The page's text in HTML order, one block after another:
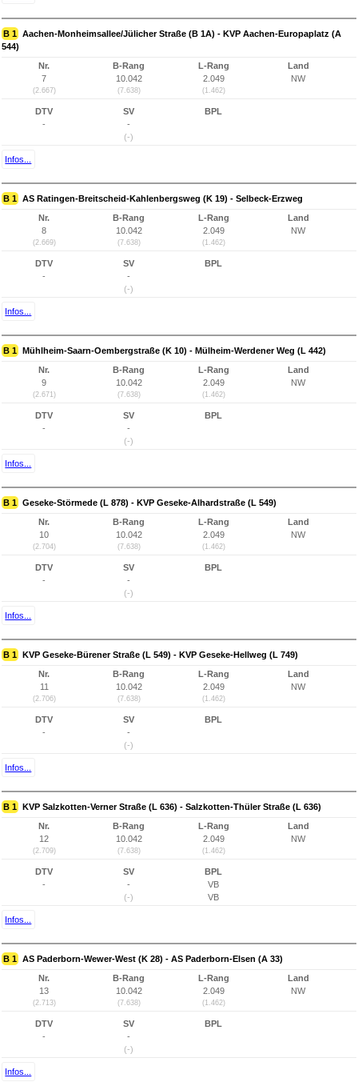
B 1 Aachen-Monheimsallee/Jülicher Straße (B 1A) - KVP Aachen-Europaplatz (A
544)
Nr.
7
(2.667)
B-Rang
10.042
(7.638)
L-Rang
2.049
(1.462)
Land
NW
DTV
-
SV
-
(-)
BPL
Infos...
B 1 AS Ratingen-Breitscheid-Kahlenbergsweg (K 19) - Selbeck-Erzweg
Nr.
8
(2.669)
B-Rang
10.042
(7.638)
L-Rang
2.049
(1.462)
Land
NW
DTV
-
SV
-
(-)
BPL
Infos...
B 1 Mühlheim-Saarn-Oembergstraße (K 10) - Mülheim-Werdener Weg (L 442)
Nr.
9
(2.671)
B-Rang
10.042
(7.638)
L-Rang
2.049
(1.462)
Land
NW
DTV
-
SV
-
(-)
BPL
Infos...
B 1 Geseke-Störmede (L 878) - KVP Geseke-Alhardstraße (L 549)
Nr.
10
(2.704)
B-Rang
10.042
(7.638)
L-Rang
2.049
(1.462)
Land
NW
DTV
-
SV
-
(-)
BPL
Infos...
B 1 KVP Geseke-Bürener Straße (L 549) - KVP Geseke-Hellweg (L 749)
Nr.
11
(2.706)
B-Rang
10.042
(7.638)
L-Rang
2.049
(1.462)
Land
NW
DTV
-
SV
-
(-)
BPL
Infos...
B 1 KVP Salzkotten-Verner Straße (L 636) - Salzkotten-Thüler Straße (L 636)
Nr.
12
(2.709)
B-Rang
10.042
(7.638)
L-Rang
2.049
(1.462)
Land
NW
DTV
-
SV
-
(-)
BPL
VB
VB
Infos...
B 1 AS Paderborn-Wewer-West (K 28) - AS Paderborn-Elsen (A 33)
Nr.
13
(2.713)
B-Rang
10.042
(7.638)
L-Rang
2.049
(1.462)
Land
NW
DTV
-
SV
-
(-)
BPL
Infos...